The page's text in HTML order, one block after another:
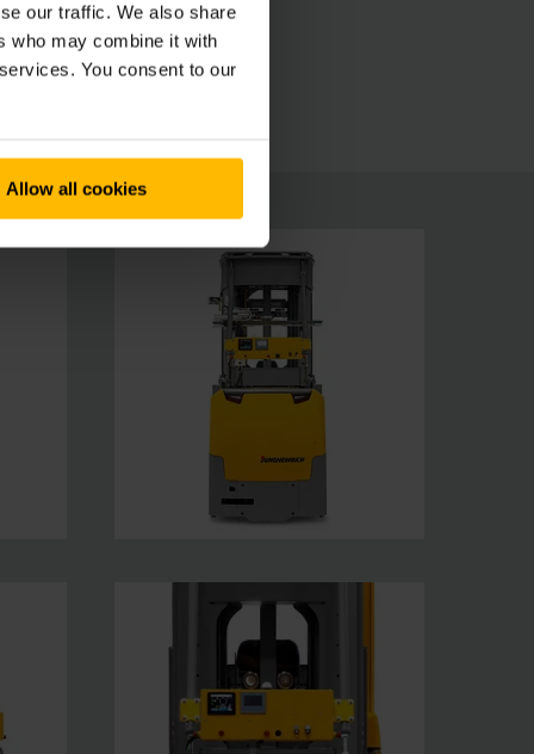
our traffic. We also share
who may combine it with
You consent to our
Allow all cookies